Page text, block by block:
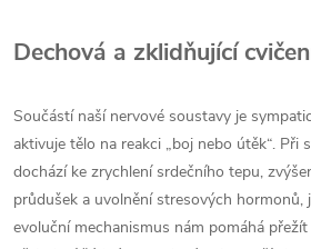
Dechová a zklidňující
Součástí naší nervové soustavy je
aktivuje tělo na reakci „boj nebo útěk“. Při
dochází ke zrychlení srdečního tepu,
průdušek a uvolnění stresových hormonů,
evoluční mechanismus nám pomáhá